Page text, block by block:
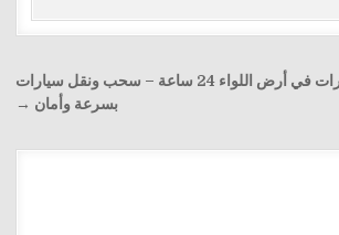
ونش الفرسان لإنقاذ السيارات في أرض اللواء 24 ساعة – سحب ونقل سيارات
بسرعة وأمان →